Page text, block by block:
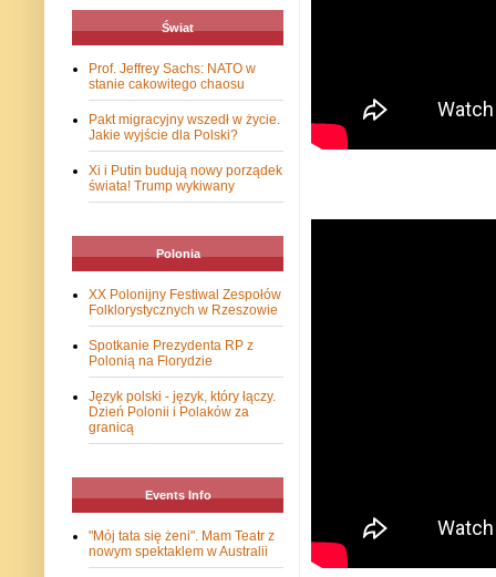
Świat
Prof. Jeffrey Sachs: NATO w
stanie cakowitego chaosu
Pakt migracyjny wszedł w życie.
Jakie wyjście dla Polski?
Xi i Putin budują nowy porządek
świata! Trump wykiwany
Polonia
XX Polonijny Festiwal Zespołów
Folklorystycznych w Rzeszowie
Spotkanie Prezydenta RP z
Polonią na Florydzie
Język polski - język, który łączy.
Dzień Polonii i Polaków za
granicą
Events Info
"Mój tata się żeni". Mam Teatr z
nowym spektaklem w Australii